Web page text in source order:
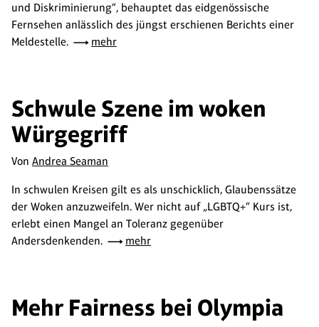
und Diskriminierung“, behauptet das eidgenössische
Fernsehen anlässlich des jüngst erschienen Berichts einer
Meldestelle.
mehr
Schwule Szene im woken
Würgegriff
Von Andrea Seaman
In schwulen Kreisen gilt es als unschicklich, Glaubenssätze
der Woken anzuzweifeln. Wer nicht auf „LGBTQ+“ Kurs ist,
erlebt einen Mangel an Toleranz gegenüber
Andersdenkenden.
mehr
Mehr Fairness bei Olympia